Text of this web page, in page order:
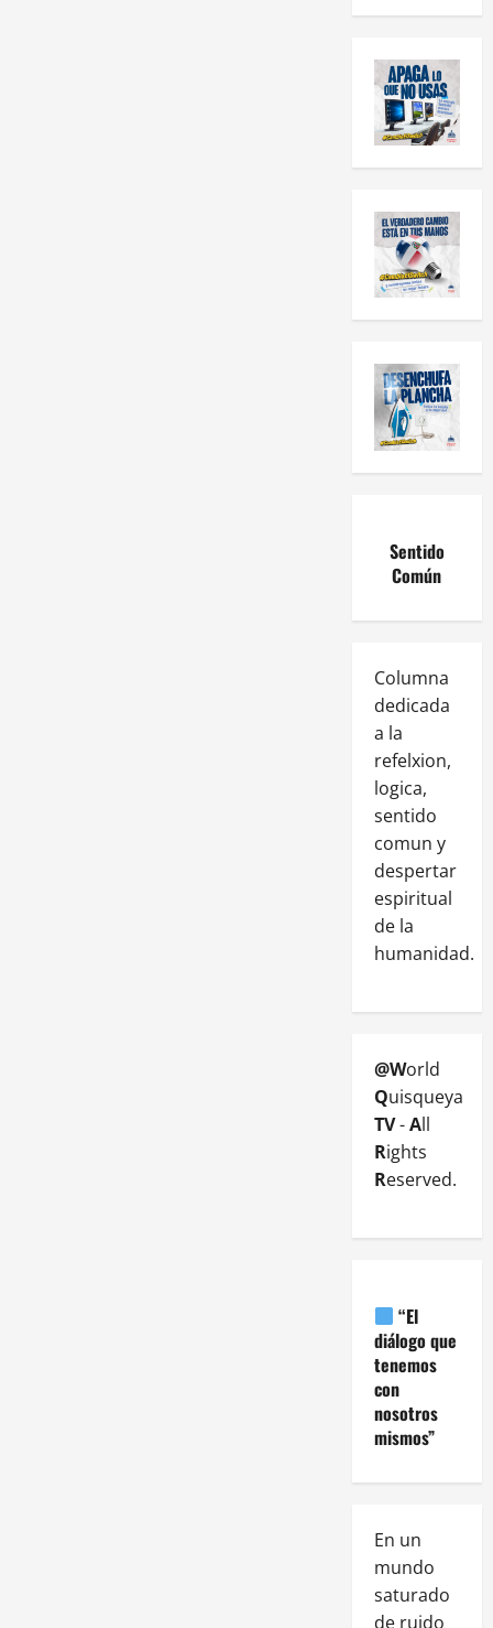
Sentido
Común
Columna
dedicada
a la
refelxion,
logica,
sentido
comun y
despertar
espiritual
de la
humanidad.
@World
Quisqueya
TV-All
Rights
Reserved.
“El
diálogo que
tenemos
con
nosotros
mismos”
En un
mundo
saturado
de ruido